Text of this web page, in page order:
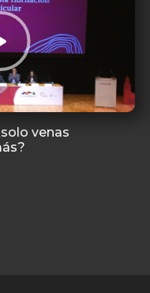
venas